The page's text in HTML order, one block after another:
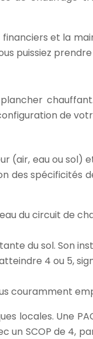
et la
puissiez
de
(air, eau ou sol)
des spécificités
du circuit de
du sol. Son
4 ou 5,
couramment
locales. Une
un SCOP de 4,